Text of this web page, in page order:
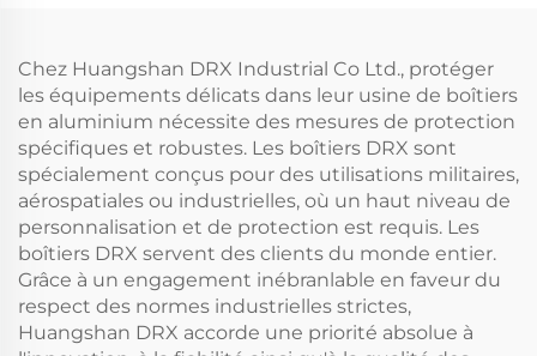
Chez Huangshan DRX Industrial Co Ltd., protéger
les équipements délicats dans leur usine de boîtiers
en aluminium nécessite des mesures de protection
spécifiques et robustes. Les boîtiers DRX sont
spécialement conçus pour des utilisations militaires,
aérospatiales ou industrielles, où un haut niveau de
personnalisation et de protection est requis. Les
boîtiers DRX servent des clients du monde entier.
Grâce à un engagement inébranlable en faveur du
respect des normes industrielles strictes,
Huangshan DRX accorde une priorité absolue à